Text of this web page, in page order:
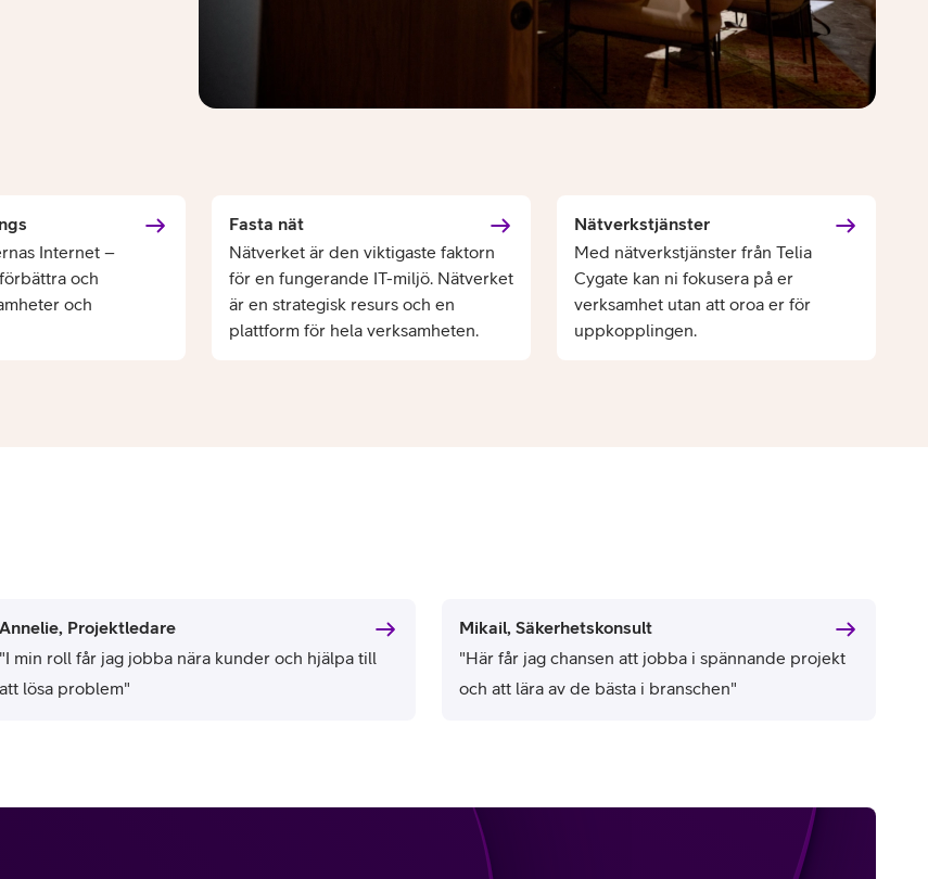
Internet –
och
och
Fasta nät
Nätverket är den viktigaste faktorn
för en fungerande IT-miljö. Nätverket
är en strategisk resurs och en
plattform för hela verksamheten.
Nätverkstjänster
Med nätverkstjänster från Telia
Cygate kan ni fokusera på er
verksamhet utan att oroa er för
uppkopplingen.
Annelie, Projektledare
"I min roll får jag jobba nära kunder och hjälpa till
att lösa problem"
Mikail, Säkerhetskonsult
"Här får jag chansen att jobba i spännande projekt
och att lära av de bästa i branschen"